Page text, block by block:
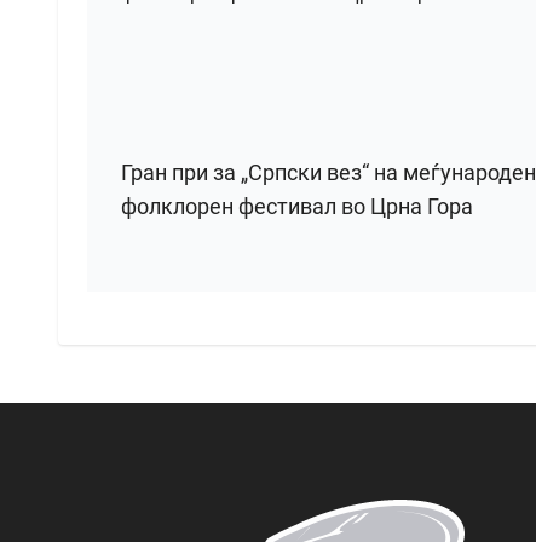
Гран при за „Српски вез“ на меѓународен
фолклорен фестивал во Црна Гора